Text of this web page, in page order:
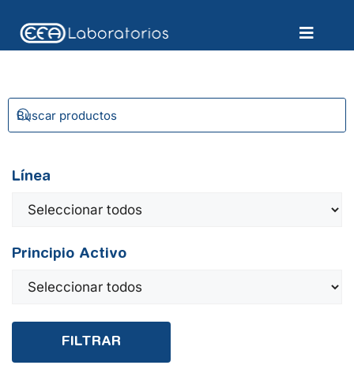
Línea
Principio Activo
FILTRAR